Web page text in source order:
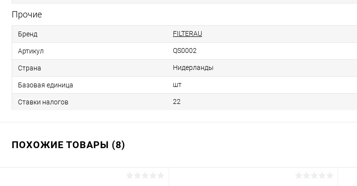
Прочие
Бренд FILTERAU
Артикул QS0002
Страна Нидерланды
Базовая единица шт
Ставки налогов 22
ПОХОЖИЕ ТОВАРЫ (8)